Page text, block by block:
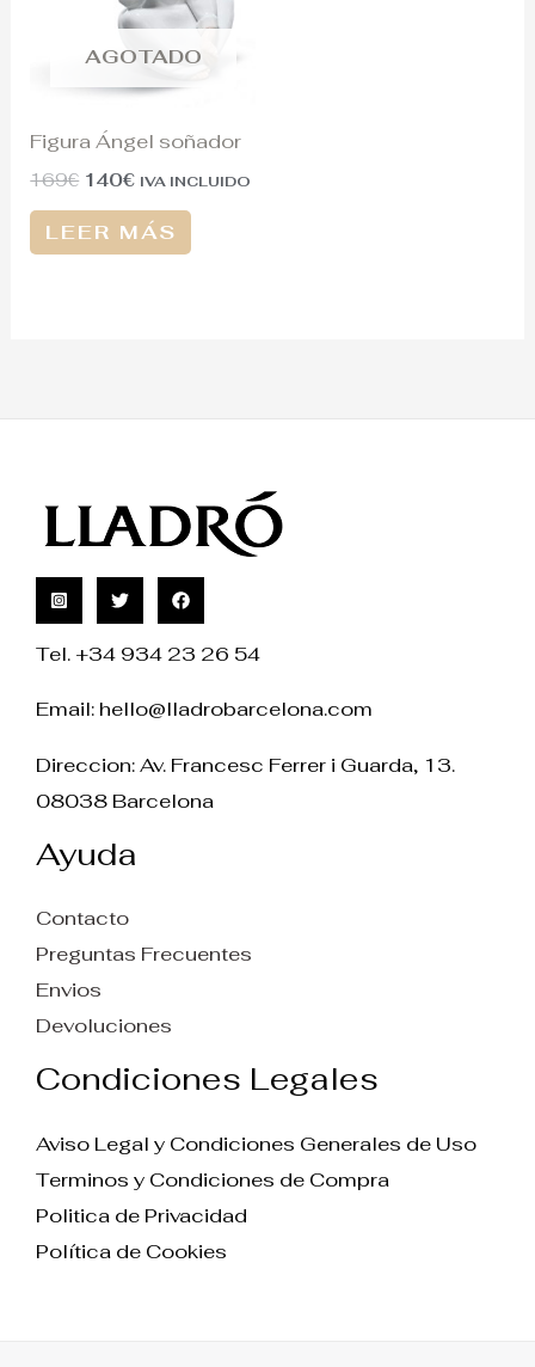
AGOTADO
Figura Ángel soñador
169€ 140€ IVA INCLUIDO
LEER MÁS
Tel. +34 934 23 26 54
Email: hello@lladrobarcelona.com
Direccion: Av. Francesc Ferrer i Guarda, 13.
08038 Barcelona
Ayuda
Contacto
Preguntas Frecuentes
Envios
Devoluciones
Condiciones Legales
Aviso Legal y Condiciones Generales de Uso
Terminos y Condiciones de Compra
Politica de Privacidad
Política de Cookies